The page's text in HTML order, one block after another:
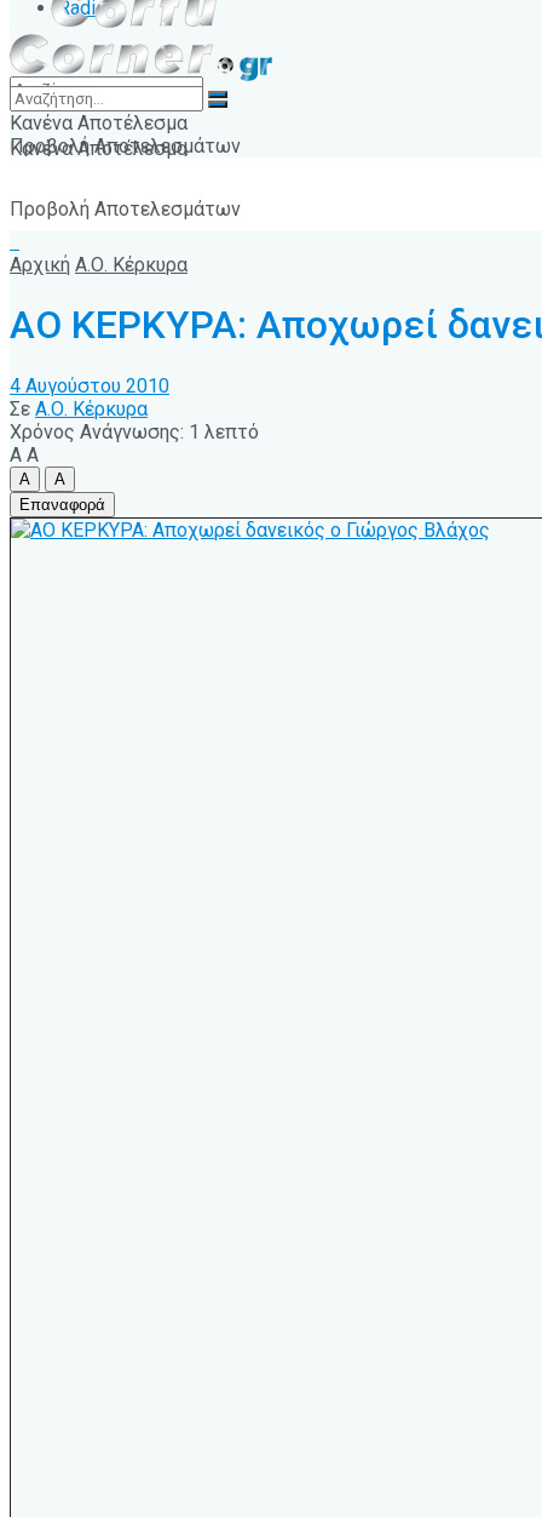
Radio
Κανένα Αποτέλεσμα
Προβολή Αποτελεσμάτων
Κανένα Αποτέλεσμα
Προβολή Αποτελεσμάτων
Αρχική Α.Ο. Κέρκυρα
ΑΟ ΚΕΡΚΥΡΑ: Αποχωρεί
4 Αυγούστου 2010
Σε Α.Ο. Κέρκυρα
Χρόνος Ανάγνωσης: 1 λεπτό
A A
A
A
Επαναφορά